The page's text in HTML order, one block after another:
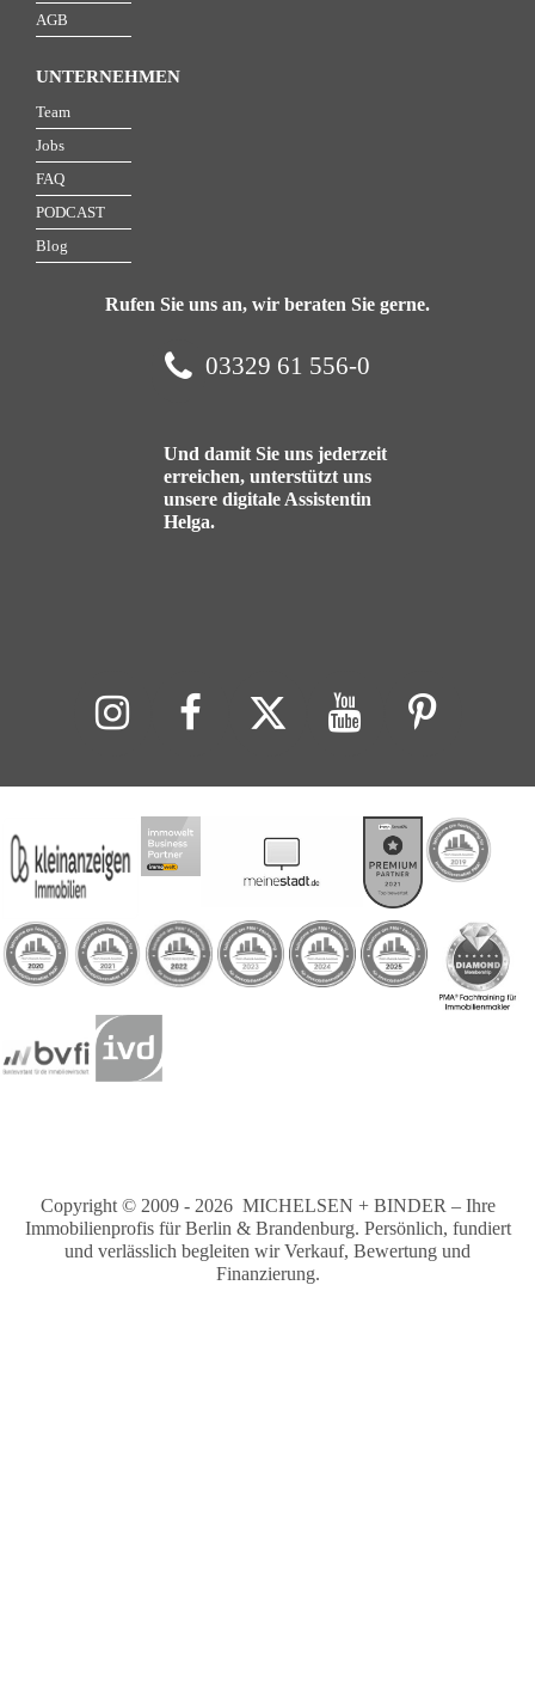
AGB
UNTERNEHMEN
Team
Jobs
FAQ
PODCAST
Blog
Rufen Sie uns an, wir beraten Sie gerne.
03329 61 556-0
Und damit Sie uns jederzeit
erreichen, unterstützt uns
unsere digitale Assistentin
Helga.
Copyright © 2009 - 2026 MICHELSEN + BINDER – Ihre
Immobilienprofis für Berlin & Brandenburg. Persönlich, fundiert
und verlässlich begleiten wir Verkauf, Bewertung und
Finanzierung.